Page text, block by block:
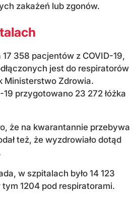
zakażeń lub zgonów.
358 pacjentów z COVID-19,
jest do respiratorów
Ministerstwo Zdrowia.
przygotowano 23 272 łóżka
że na kwarantannie przebywa
też, że wyzdrowiało dotąd
w szpitalach było 14 123
1204 pod respiratorami.